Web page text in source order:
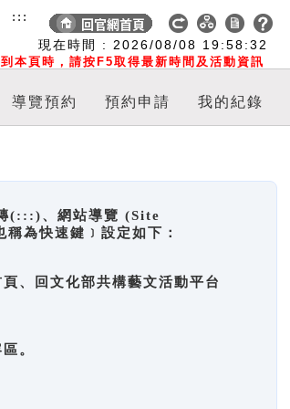
現在時間 : 2026/08/08 19:58:33
本頁時，請按F5取得最新時間及活動資訊
:::
導覽預約 預約申請 我的紀錄
(:::)、網站導覽 (Site
為快速鍵﹞設定如下：
回文化部共構藝文活動平台
。